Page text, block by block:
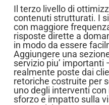
Il terzo livello di
contenuti strutturati. I
con maggiore
risposte dirette a
in modo da essere
Aggiungere una
servizio piu’ importanti
realmente poste dai
retoriche costruite per
uno degli interventi con
sforzo e impatto sulla